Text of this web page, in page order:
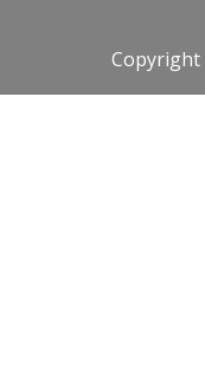
Copyright